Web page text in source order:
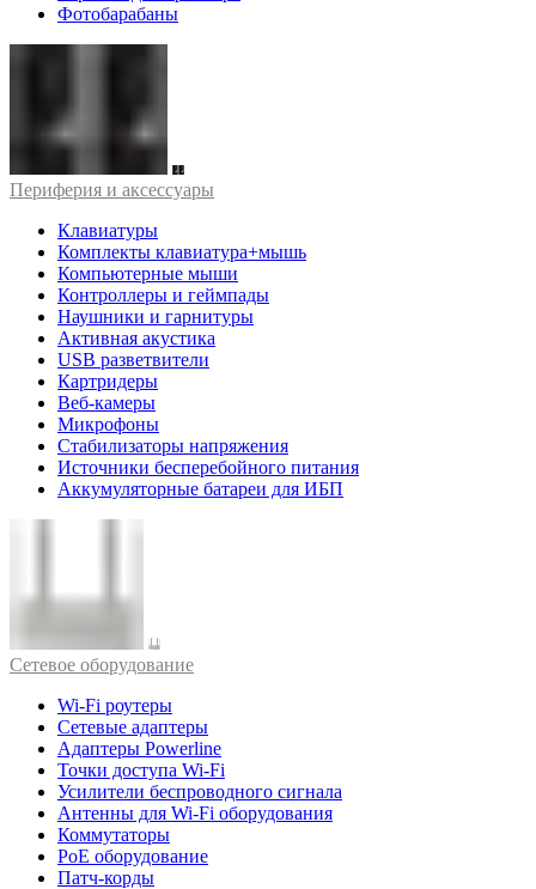
Фотобарабаны
Периферия и аксессуары
Клавиатуры
Комплекты клавиатура+мышь
Компьютерные мыши
Контроллеры и геймпады
Наушники и гарнитуры
Активная акустика
USB разветвители
Картридеры
Веб-камеры
Микрофоны
Стабилизаторы напряжения
Источники бесперебойного питания
Аккумуляторные батареи для ИБП
Cетевое оборудование
Wi-Fi роутеры
Сетевые адаптеры
Адаптеры Powerline
Точки доступа Wi-Fi
Усилители беспроводного сигнала
Антенны для Wi-Fi оборудования
Коммутаторы
PoE оборудование
Патч-корды